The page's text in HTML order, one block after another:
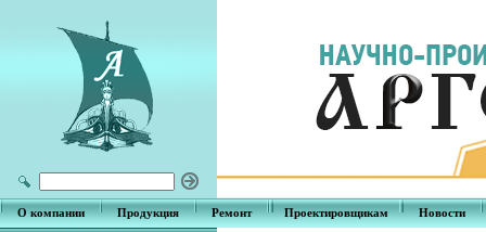
О компании Продукция Ремонт Проектировщикам Новости